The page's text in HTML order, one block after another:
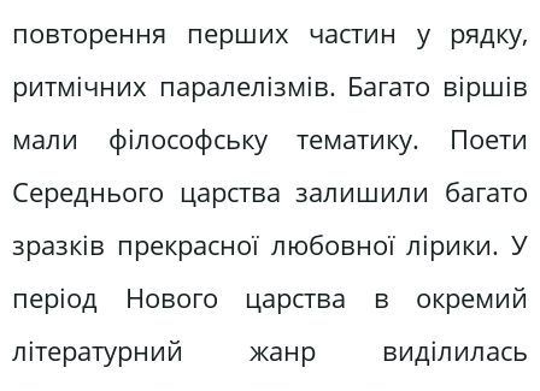
повторення перших частин у рядку,
ритмічних паралелізмів. Багато віршів
мали філософську тематику. Поети
Середнього царства залишили багато
зразків прекрасної любовної лірики. У
період Нового царства в окремий
літературний жанр виділилась